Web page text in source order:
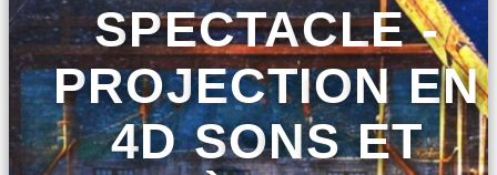
SPECTACLE -
PROJECTION EN
4D SONS ET